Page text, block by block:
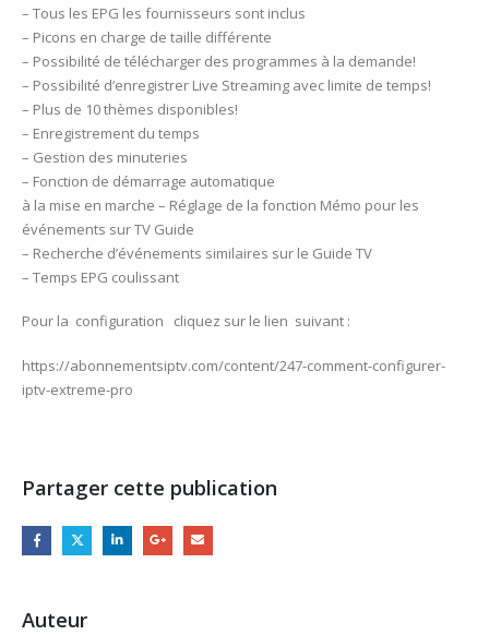
– Tous les EPG les fournisseurs sont inclus
– Picons en charge de taille différente
– Possibilité de télécharger des programmes à la demande!
– Possibilité d’enregistrer Live Streaming avec limite de temps!
– Plus de 10 thèmes disponibles!
– Enregistrement du temps
– Gestion des minuteries
– Fonction de démarrage automatique
à la mise en marche – Réglage de la fonction Mémo pour les
événements sur TV Guide
– Recherche d’événements similaires sur le Guide TV
– Temps EPG coulissant
Pour la configuration cliquez sur le lien suivant :
https://abonnementsiptv.com/content/247-comment-configurer-
iptv-extreme-pro
Partager cette publication
Auteur